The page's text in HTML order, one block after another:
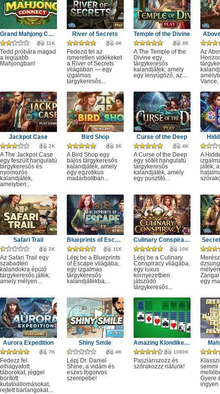
Grand Mahjong Connect
11K
Tedd próbára magad
a legújabb
Mahjongban!
River of Secrets
4K
Fedezd fel az
ismeretlen vidékeket
a River of Secrets
világában — egy
izgalmas
tárgykeresős...
Temple of the Divine
4K
A The Temple of the
Divine egy
tárgykeresős
kalandjáték, amely
egy lenyűgöző, az...
Az
Vance,
Jackpot Case
2K
A The Jackpot Case
egy feszült hangulatú
tárgykeresős és
nyomozós
kalandjáték,
amelyben...
Bird Shop
3K
A Bird Shop egy
bájos tárgykeresős
kalandjáték, amely
egy egzotikus
madárboltban...
Curse of the Deep
4K
A Curse of the Deep
egy sötét hangulatú
tárgykeresős
kalandjáték, amely
egy pusztító...
A
játék,
Safari Trail
2K
Az Safari Trail egy
szabadtéri
kalandokra épülő
tárgykeresős játék,
amely mélyen...
Blueprints of Escape
11K
Lépj be a Blueprints
of Escape világába,
egy izgalmas
tárgykeresős
kalandjátékba,...
Culinary Conspiracy
10K
Lépj be a Culinary
Conspiracy világába,
egy luxus
környezetben
játszódó
tárgykeresős...
egy
Aurora Expedition
7K
Fedezz fel
elhagyatott
táborokat, jéggel
borított
kutatóállomásokat,
rejtett barlangokat...
Shiny Smile
4K
Lépj Dr. Daniel
Shine, a vidám és
eszes fogorvos
szerepébe!
Amazing Klondike Solitaire
1080K
Pasziánszozz és
szórakozzz nálunk!
semmi
Gyere
ingyen